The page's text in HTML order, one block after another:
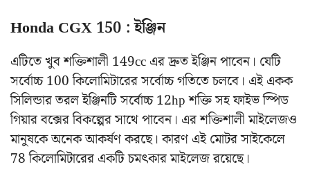
Honda CGX 150 : ইঞ্জিন
এটিতে খুব শক্তিশালী 149cc এর দ্রুত ইঞ্জিন পাবেন। যেটি
সর্বোচ্চ 100 কিলোমিটারের সর্বোচ্চ গতিতে চলবে। এই একক
সিলিন্ডার তরল ইঞ্জিনটি সর্বোচ্চ 12hp শক্তি সহ ফাইভ স্পিড
গিয়ার বক্সের বিকল্পের সাথে পাবেন। এর শক্তিশালী মাইলেজও
মানুষকে অনেক আকর্ষণ করছে। কারণ এই মোটর সাইকেলে
78 কিলোমিটারের একটি চমৎকার মাইলেজ রয়েছে।